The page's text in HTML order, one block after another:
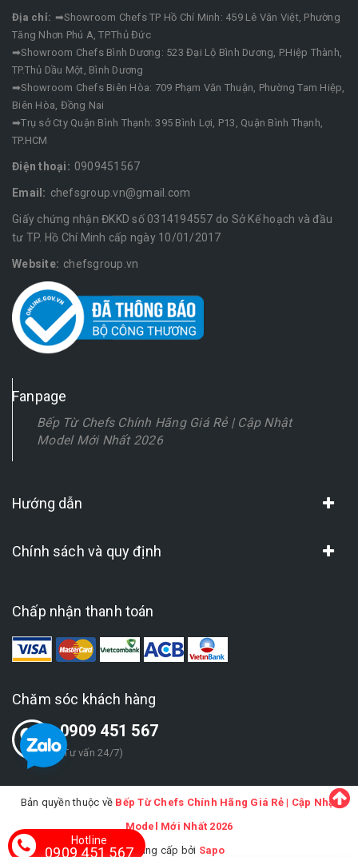
Địa chỉ: ➡Showroom Chefs TP Hồ Chí Minh: 459 Lê Văn Việt, Phường
Tăng Nhơn Phú A, TP.Thủ Đức
➡Showroom Chefs Bình Dương: 523 Đại Lộ Bình Dương, P.Hiệp Thành,
TP.Thủ Dầu Một, Bình Dương
➡Showroom Chefs Biên Hòa: 709 Phạm Văn Thuận, Phường Tam Hiệp,
Biên Hòa, Đồng Nai
➡Trụ sở Cty Quận Bình Thạnh: 395 Bình Lợi, P13, Quận Bình Thạnh,
TP.HCM
Điện thoại: 0909451567
Email: chefsgroup.vn@gmail.com
Giấy chứng nhận ĐKKD số 0314194557 do Sở Kế hoạch và đầu
tư TP. Hồ Chí Minh cấp ngày 10/01/2017
Website: chefsgroup.vn
Fanpage
Bếp Từ Chefs Chính Hãng Giá Rẻ | Cập Nhật
Model Mới Nhất 2026
Hướng dẫn
Chính sách và quy định
Chấp nhận thanh toán
Chăm sóc khách hàng
0909 451 567
(Tư vấn 24/7)
Bản quyền thuộc về Bếp Từ Chefs Chính Hãng Giá Rẻ | Cập Nhật
Model Mới Nhất 2026
Cung cấp bởi Sapo
Hotline
0909 451 567